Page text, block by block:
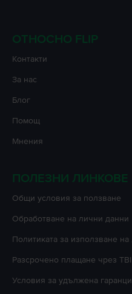
ОТНОСНО FLIP
Контакти
За нас
Блог
Помощ
Мнения
ПОЛЕЗНИ ЛИНКОВЕ
Oбщи условия за ползване
Oбработване на лични данни
Политиката за използване на
Разсрочено плащане чрез
Условия за удължена